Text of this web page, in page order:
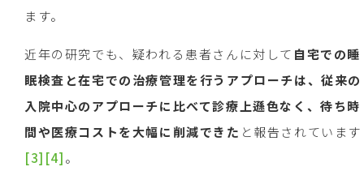
ます。
近年の研究でも、疑われる患者さんに対して 自宅での睡
眠検査と在宅での治療管理を行うアプローチは、従来の
入院中心のアプローチに比べて診療上遜色なく、待ち時
間や医療コストを大幅に削減できた と報告されています
[3] [4]。